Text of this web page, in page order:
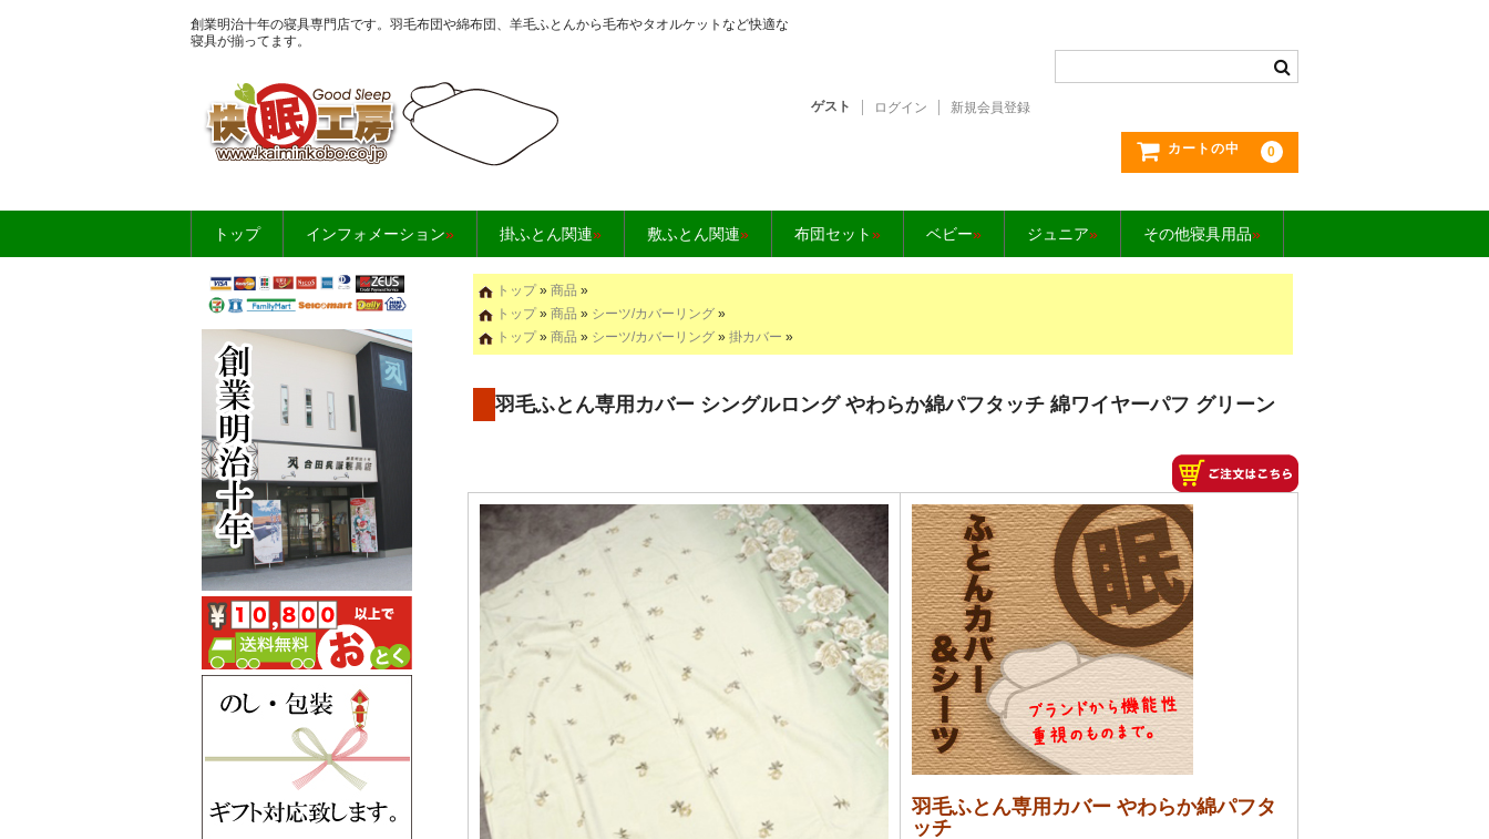
創業明治十年の寝具専門店です。羽毛布団や綿布団、羊毛ふとんから毛布やタオルケットなど快適な
寝具が揃ってます。
ゲスト ログイン 新規会員登録
カートの中 0
トップ インフォメーション» 掛ふとん関連» 敷ふとん関連» 布団セット» ベビー» ジュニア» その他寝具用品»
トップ» 商品 »
トップ» 商品 » シーツ/カバーリング »
トップ» 商品 » シーツ/カバーリング » 掛カバー »
羽毛ふとん専用カバー シングルロング やわらか綿パフタッチ 綿ワイヤーパフ グリーン
羽毛ふとん専用カバー やわらか綿パフタ
ッチ